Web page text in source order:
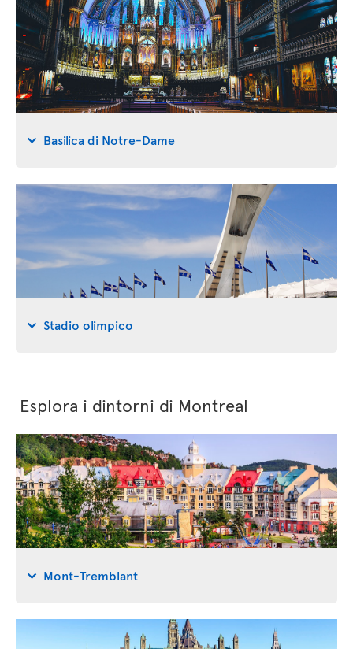
Basilica di Notre-Dame
Stadio olimpico
Esplora i dintorni di Montreal
Mont-Tremblant